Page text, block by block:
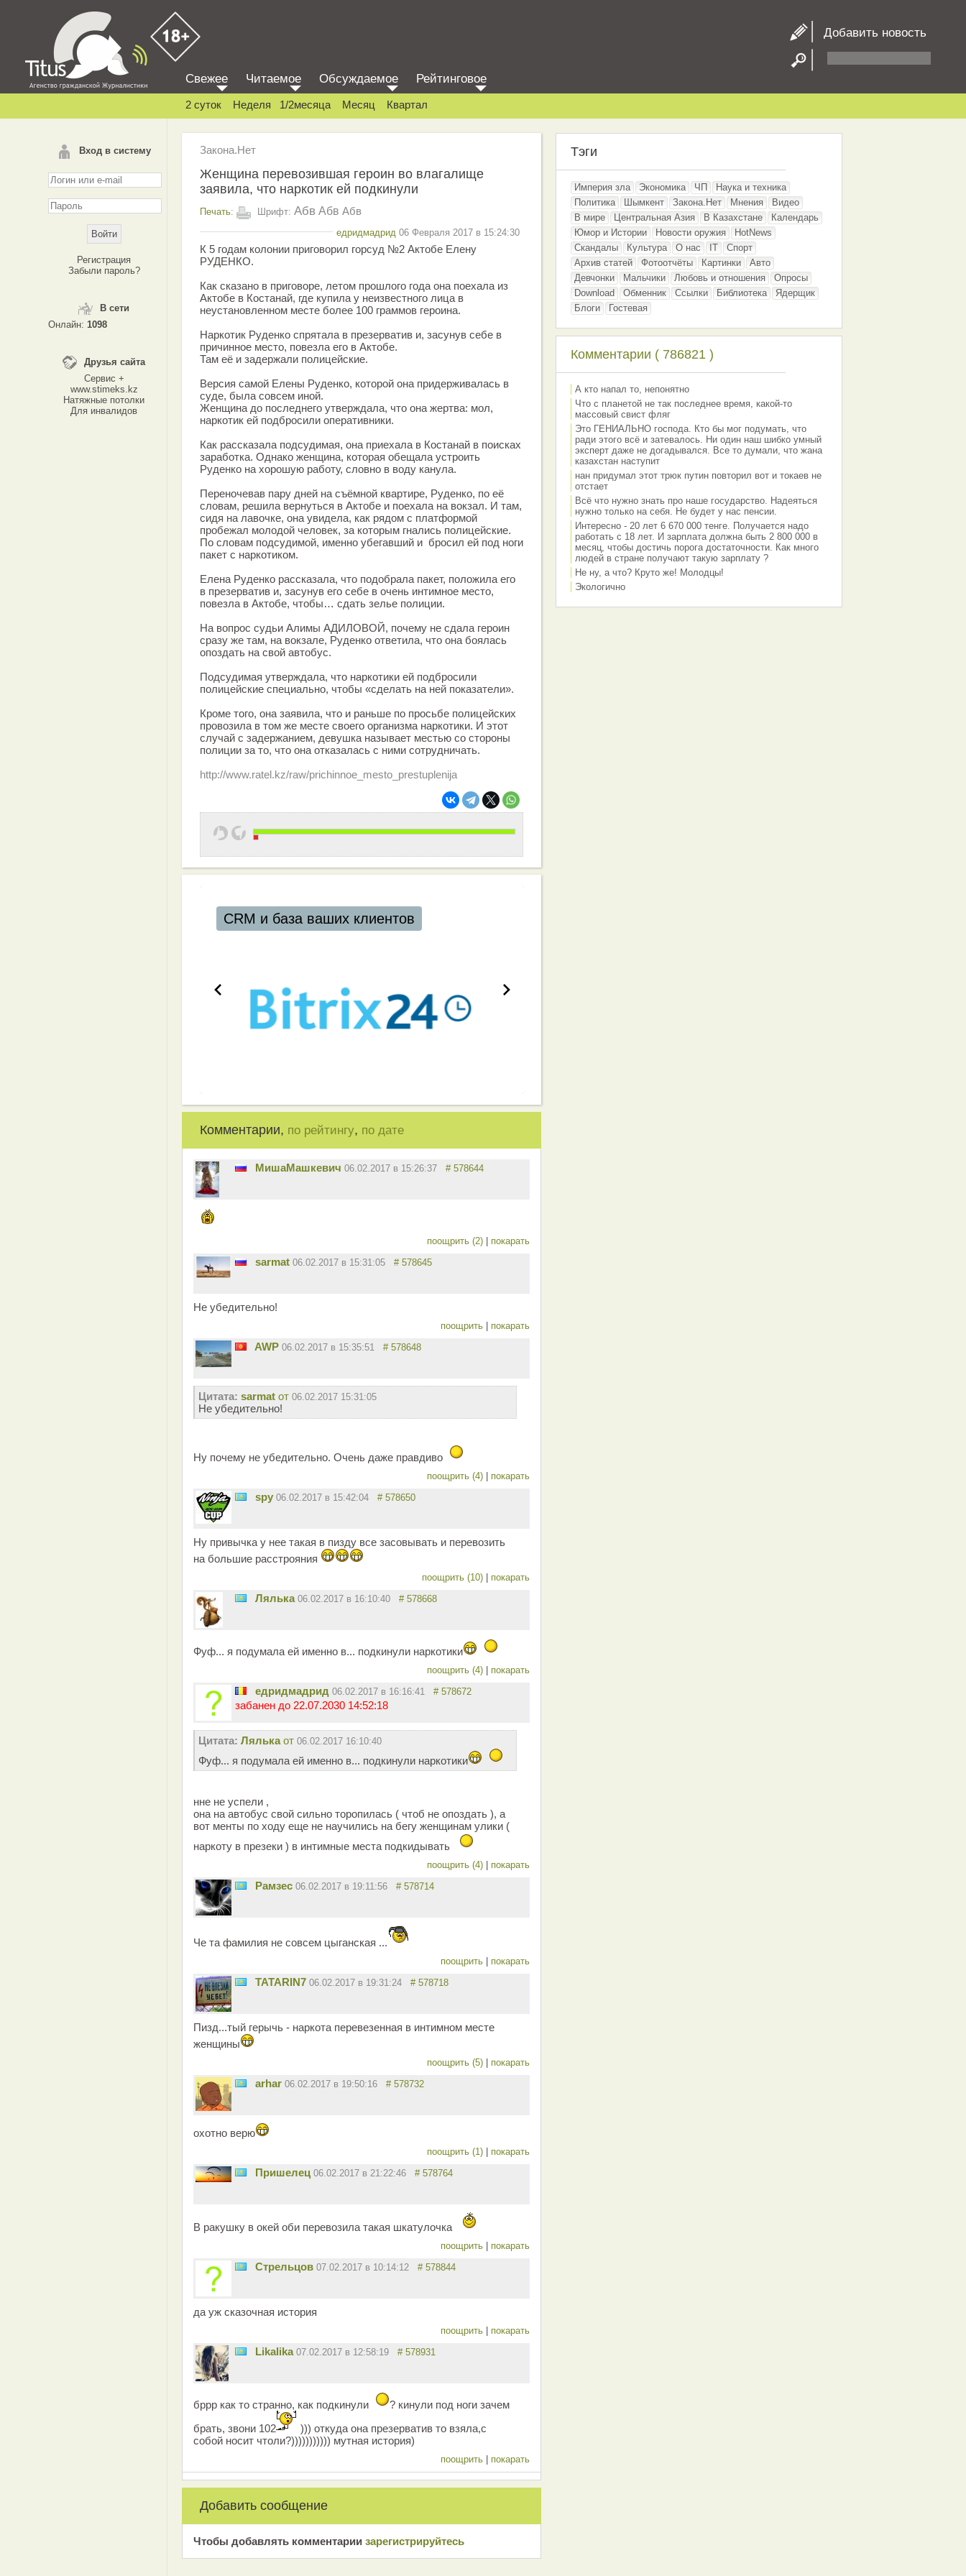
Добавить новость
Вход в систему
Регистрация
Забыли пароль?
В сети
Онлайн: 1098
Друзья сайта
Сервис +
www.stimeks.kz
Натяжные потолки
Для инвалидов
Свежее Читаемое Обсуждаемое Рейтинговое
2 суток Неделя 1/2месяца Месяц Квартал
Закона.Нет
Женщина перевозившая героин во влагалище
заявила, что наркотик ей подкинули
Печать: Шрифт: Абв Абв Абв
едридмадрид 06 Февраля 2017 в 15:24:30
К 5 годам колонии приговорил горсуд №2 Актобе Елену
РУДЕНКО.
Как сказано в приговоре, летом прошлого года она поехала из
Актобе в Костанай, где купила у неизвестного лица в
неустановленном месте более 100 граммов героина.
Наркотик Руденко спрятала в презерватив и, засунув себе в
причинное место, повезла его в Актобе.
Там её и задержали полицейские.
Версия самой Елены Руденко, которой она придерживалась в
суде, была совсем иной.
Женщина до последнего утверждала, что она жертва: мол,
наркотик ей подбросили оперативники.
Как рассказала подсудимая, она приехала в Костанай в поисках
заработка. Однако женщина, которая обещала устроить
Руденко на хорошую работу, словно в воду канула.
Переночевав пару дней на съёмной квартире, Руденко, по её
словам, решила вернуться в Актобе и поехала на вокзал. И там,
сидя на лавочке, она увидела, как рядом с платформой
пробежал молодой человек, за которым гнались полицейские.
По словам подсудимой, именно убегавший и бросил ей под ноги
пакет с наркотиком.
Елена Руденко рассказала, что подобрала пакет, положила его
в презерватив и, засунув его себе в очень интимное место,
повезла в Актобе, чтобы… сдать зелье полиции.
На вопрос судьи Алимы АДИЛОВОЙ, почему не сдала героин
сразу же там, на вокзале, Руденко ответила, что она боялась
опоздать на свой автобус.
Подсудимая утверждала, что наркотики ей подбросили
полицейские специально, чтобы «сделать на ней показатели».
Кроме того, она заявила, что и раньше по просьбе полицейских
провозила в том же месте своего организма наркотики. И этот
случай с задержанием, девушка называет местью со стороны
полиции за то, что она отказалась с ними сотрудничать.
http://www.ratel.kz/raw/prichinnoe_mesto_prestuplenija
CRM и база ваших клиентов
Комментарии, по рейтингу, по дате
MишаМашкевич 06.02.2017 в 15:26:37 # 578644
поощрить (2) покарать
sarmat 06.02.2017 в 15:31:05 # 578645
Не убедительно!
поощрить покарать
AWP 06.02.2017 в 15:35:51 # 578648
Цитата: sarmat от 06.02.2017 15:31:05
Не убедительно!
Ну почему не убедительно. Очень даже правдиво
поощрить (4) покарать
spy 06.02.2017 в 15:42:04 # 578650
Ну привычка у нее такая в пизду все засовывать и перевозить
на большие расстрояния
поощрить (10) покарать
Лялька 06.02.2017 в 16:10:40 # 578668
Фуф... я подумала ей именно в... подкинули наркотики
поощрить (4) покарать
едридмадрид 06.02.2017 в 16:16:41 # 578672
забанен до 22.07.2030 14:52:18
Цитата: Лялькаот 06.02.2017 16:10:40
Фуф... я подумала ей именно в... подкинули наркотики
нне не успели ,
она на автобус свой сильно торопилась ( чтоб не опоздать ), а
вот менты по ходу еще не научились на бегу женщинам улики (
наркоту в презеки ) в интимные места подкидывать
поощрить (4) покарать
Рамзес 06.02.2017 в 19:11:56 # 578714
Че та фамилия не совсем цыганская ...
поощрить покарать
TATARIN7 06.02.2017 в 19:31:24 # 578718
Пизд...тый герычь - наркота перевезенная в интимном месте
женщины
поощрить (5) покарать
arhar 06.02.2017 в 19:50:16 # 578732
охотно верю
поощрить (1) покарать
Пришелец 06.02.2017 в 21:22:46 # 578764
В ракушку в окей оби перевозила такая шкатулочка
поощрить покарать
Стрельцов 07.02.2017 в 10:14:12 # 578844
да уж сказочная история
поощрить покарать
Likalika 07.02.2017 в 12:58:19 # 578931
бррр как то странно, как подкинули
? кинули под ноги зачем
брать, звони 102
))) откуда она презерватив то взяла,с
собой носит чтоли?))))))))))) мутная история)
поощрить покарать
Добавить сообщение
Чтобы добавлять комментарии зарeгиcтрирyйтeсь
Тэги
Империя зла Экономика ЧП
Наука и техника
Политика
Шымкент Закона.Нет Мнения
Видео
В мире
Центральная Азия В Казахстане
Календарь
Юмор и Истории
Новости оружия
HotNews
Скандалы
Культура О нас IT
Спорт
Архив статей
Фотоотчёты Картинки
Авто
Девчонки
Мальчики Любовь и отношения
Опросы
Download
Обменник Ссылки Библиотека
Ядерщик
Блоги
Гостевая
Комментарии ( 786821 )
А кто напал то, непонятно
Что с планетой не так последнее время, какой-то
массовый свист фляг
Это ГЕНИАЛЬНО господа. Кто бы мог подумать, что
ради этого всё и затевалось. Ни один наш шибко умный
эксперт даже не догадывался. Все то думали, что жана
казахстан наступит
нан придумал этот трюк путин повторил вот и токаев не
отстает
Всё что нужно знать про наше государство. Надеяться
нужно только на себя. Не будет у нас пенсии.
Интересно - 20 лет 6 670 000 тенге. Получается надо
работать с 18 лет. И зарплата должна быть 2 800 000 в
месяц, чтобы достичь порога достаточности. Как много
людей в стране получают такую зарплату ?
Не ну, а что? Круто же! Молодцы!
Экологично